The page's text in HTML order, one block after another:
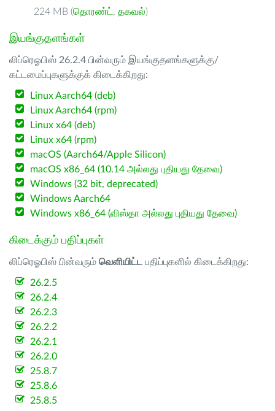
224 MB (தொரண்ட் , தகவல்)
இயங்குதளங்கள்
லிப்ரெஓபிஸ் 26.2.4 பின்வரும் இயங்குதளங்களுக்கு/
கட்டமைப்புகளுக்குக் கிடைக்கிறது:
Linux Aarch64 (deb)
Linux Aarch64 (rpm)
Linux x64 (deb)
Linux x64 (rpm)
macOS (Aarch64/Apple Silicon)
macOS x86_64 (10.14 அல்லது புதியது தேவை)
Windows (32 bit, deprecated)
Windows Aarch64
Windows x86_64 (விஸ்தா அல்லது புதியது தேவை)
கிடைக்கும் பதிப்புகள்
லிப்ரெஓபிஸ் பின்வரும் வெளியிட்ட பதிப்புகளில் கிடைக்கிறது:
26.2.5
26.2.4
26.2.3
26.2.2
26.2.1
26.2.0
25.8.7
25.8.6
25.8.5